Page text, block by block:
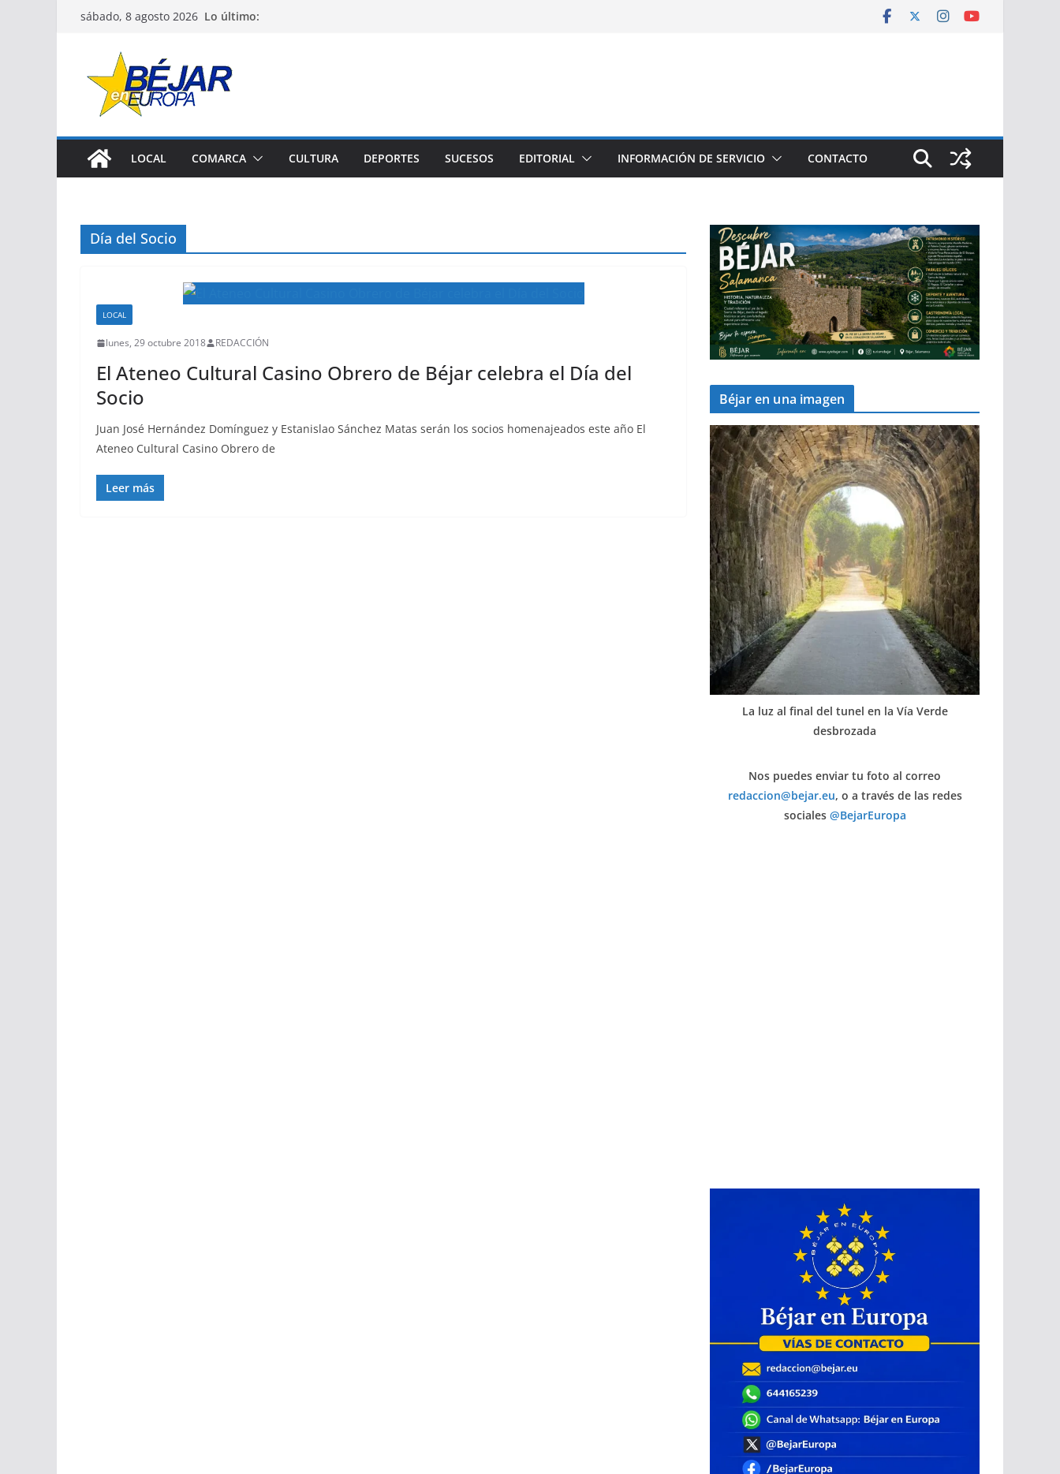
Saltarsábado, 8 agosto 2026 Lo último:
LOCAL COMARCA CULTURA DEPORTES SUCESOS EDITORIAL INFORMACIÓN DE SERVICIO CONTACTO
Día del Socio
LOCAL
lunes, 29 octubre 2018 REDACCIÓN
El Ateneo Cultural Casino Obrero de Béjar celebra el Día del
Socio
Juan José Hernández Domínguez y Estanislao Sánchez Matas serán los socios homenajeados este año El
Ateneo Cultural Casino Obrero de
Leer más
Béjar en una imagen
La luz al final del tunel en la Vía Verde
desbrozada
Nos puedes enviar tu foto al correo
redaccion@bejar.eu, o a través de las redes
sociales @BejarEuropa